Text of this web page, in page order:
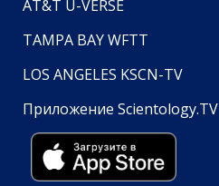
AT&T U-VERSE
TAMPA BAY WFTT
LOS ANGELES KSCN-TV
Приложение Scientology.TV